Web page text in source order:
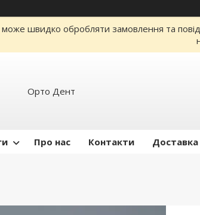
швидко обробляти замовлення та
Орто Дент
Про нас Контакти